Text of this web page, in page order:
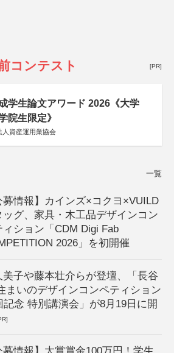
コンテスト [PR]
学生論文アワード 2026《大学
院生限定》
人資産運用業協会
一覧
募情報】カインズ×コクヨ×VUILD
ッグ、家具・木工品デザインコン
ィション「CDM Digi Fab
2026」を初開催
美子や藤本壮介らが登壇、「長谷
まいのデザインコンペティション
記念 特別講演会」が8月19日に開